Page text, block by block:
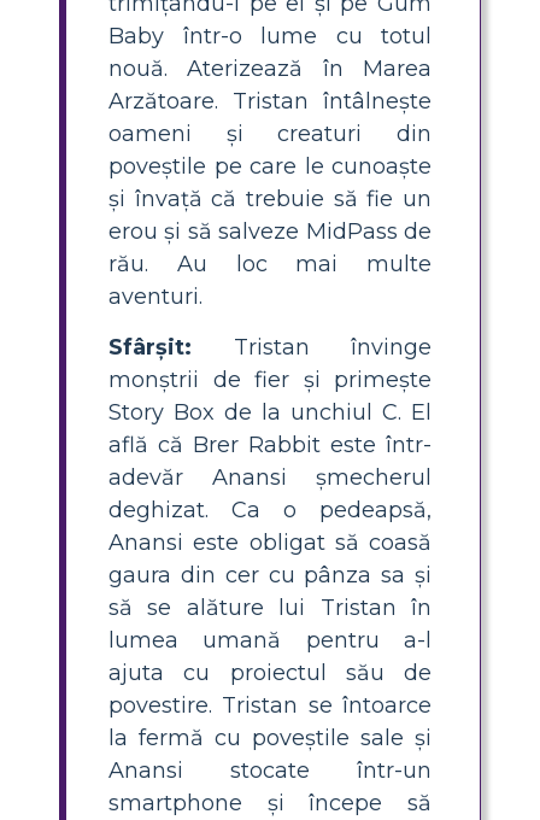
Baby într-o lume cu totul
nouă. Aterizează în Marea
Arzătoare. Tristan întâlnește
oameni și creaturi din
poveștile pe care le cunoaște
și învață că trebuie să fie un
erou și să salveze MidPass de
rău. Au loc mai multe
aventuri.
Sfârșit: Tristan învinge
monștrii de fier și primește
Story Box de la unchiul C. El
află că Brer Rabbit este într-
adevăr Anansi șmecherul
deghizat. Ca o pedeapsă,
Anansi este obligat să coasă
gaura din cer cu pânza sa și
să se alăture lui Tristan în
lumea umană pentru a-l
ajuta cu proiectul său de
povestire. Tristan se întoarce
la fermă cu poveștile sale și
Anansi stocate într-un
smartphone și începe să